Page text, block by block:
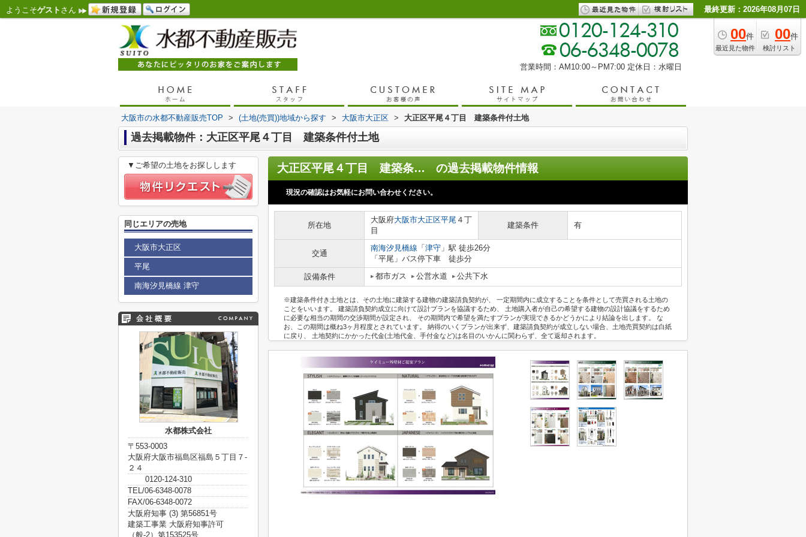
ようこそゲスト さん 最終更新：2026年08月07日
00件
最近見た物件
00件
検討リスト
営業時間：AM10:00～PM7:00 定休日：水曜日
大阪市の水都不動産販売TOP > (土地(売買))地域から探す > 大阪市大正区 > 大正区平尾４丁目 建築条件付土地
過去掲載物件：大正区平尾４丁目 建築条件付土地
大正区平尾４丁目 建築条件付土地 の過去掲載物件情報
現況の確認はお気軽にお問い合わせください。
所在地
大阪府大阪市大正区平尾 ４丁
目
建築条件 有
交通
南海汐見橋線 「 津守 」駅 徒歩26分
「平尾」バス停下車 徒歩分
設備条件
都市ガス 公営水道 公共下水
※建築条件付き土地とは、その土地に建築する建物の建築請負契約が、 一定期間内に成立することを条件として売買される土地の
ことをいいます。 建築請負契約成立に向けて設計プランを協議するため、 土地購入者が自己の希望する建物の設計協議をするため
に必要な相当の期間の交渉期間が設定され、 その期間内で希望を満たすプランが実現できるかどうかにより結論を出します。 な
お、この期間は概ね3ヶ月程度とされています。 納得のいくプランが出来ず、建築請負契約が成立しない場合、土地売買契約は白紙
に戻り、 土地契約にかかった代金(土地代金、手付金など)は名目のいかんに関わらず、全て返却されます。
▼ご希望の土地をお探しします
同じエリアの売地
大阪市大正区
平尾
南海汐見橋線 津守
水都株式会社
〒553-0003
大阪府大阪市福島区福島５丁目７-
２４
0120-124-310
TEL/06-6348-0078
FAX/06-6348-0072
大阪府知事 (3) 第56851号
建築工事業 大阪府知事許可
（般-2）第153525号